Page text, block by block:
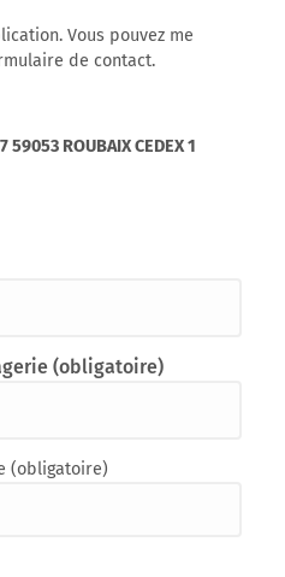
Vous pouvez me
de contact.
ROUBAIX CEDEX 1
(obligatoire)
(obligatoire)